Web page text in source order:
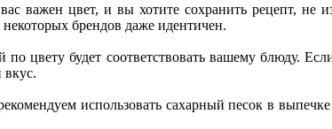
важен цвет, и вы хотите сохранить рецепт,
брендов даже идентичен.
цвету будет соответствовать вашему блюду.
использовать сахарный песок в